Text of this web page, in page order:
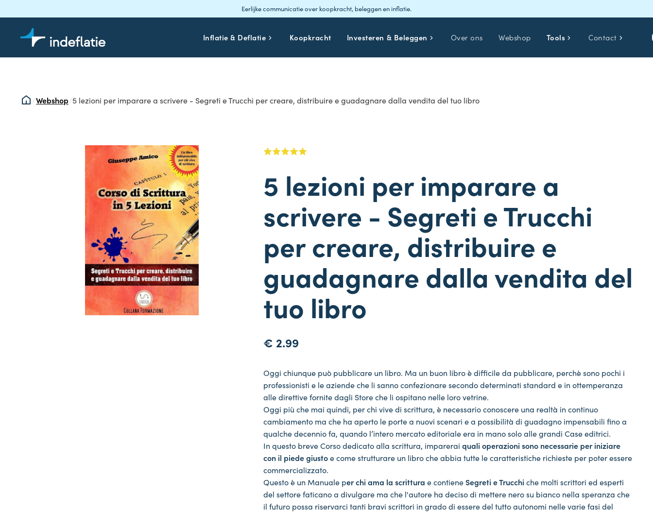
Eerlijke communicatie over koopkracht, beleggen en inflatie.
Inflatie & Deflatie Koopkracht Investeren & Beleggen Over ons Webshop Tools Contact
/Webshop/5 lezioni per imparare a scrivere - Segreti e Trucchi per creare, distribuire e guadagnare dalla vendita del tuo libro
5 lezioni per imparare a
scrivere - Segreti e Trucchi
per creare, distribuire e
guadagnare dalla vendita del
tuo libro
€ 2.99
Oggi chiunque può pubblicare un libro. Ma un buon libro è difficile da pubblicare, perchè sono pochi i
professionisti e le aziende che li sanno confezionare secondo determinati standard e in ottemperanza
alle direttive fornite dagli Store che li ospitano nelle loro vetrine.
Oggi più che mai quindi, per chi vive di scrittura, è necessario conoscere una realtà in continuo
cambiamento ma che ha aperto le porte a nuovi scenari e a possibilità di guadagno impensabili fino a
qualche decennio fa, quando l’intero mercato editoriale era in mano solo alle grandi Case editrici.
In questo breve Corso dedicato alla scrittura, imparerai quali operazioni sono necessarie per iniziare
con il piede giustoe come strutturare un libro che abbia tutte le caratteristiche richieste per poter essere
commercializzato.
Questo è un Manuale per chi ama la scrittura e contieneSegreti e Trucchi che molti scrittori ed esperti
del settore faticano a divulgare ma che l'autore ha deciso di mettere nero su bianco nella speranza che
il futuro possa riservarci tanti bravi scrittori in grado di essere del tutto autonomi nelle varie fasi del